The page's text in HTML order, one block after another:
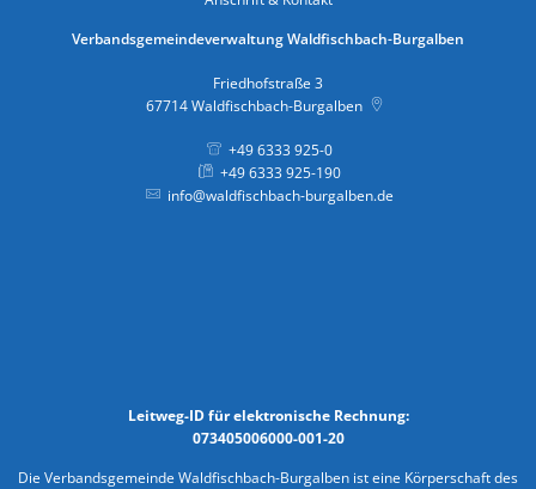
Verbandsgemeindeverwaltung Waldfischbach-Burgalben
Friedhofstraße 3
67714 Waldfischbach-Burgalben
+49 6333 925-0
+49 6333 925-190
info@waldfischbach-burgalben.de
Leitweg-ID für elektronische Rechnung:
073405006000-001-20
Die Verbandsgemeinde Waldfischbach-Burgalben ist eine Körperschaft des